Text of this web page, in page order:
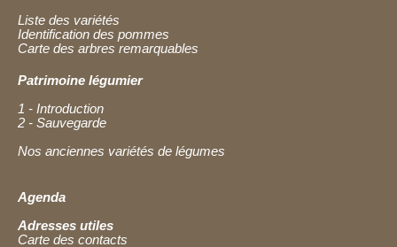
Liste des variétés
Identification des pommes
Carte des arbres remarquables
Patrimoine légumier
1 - Introduction
2 - Sauvegarde
Nos anciennes variétés de légumes
Agenda
Adresses utiles
Carte des contacts